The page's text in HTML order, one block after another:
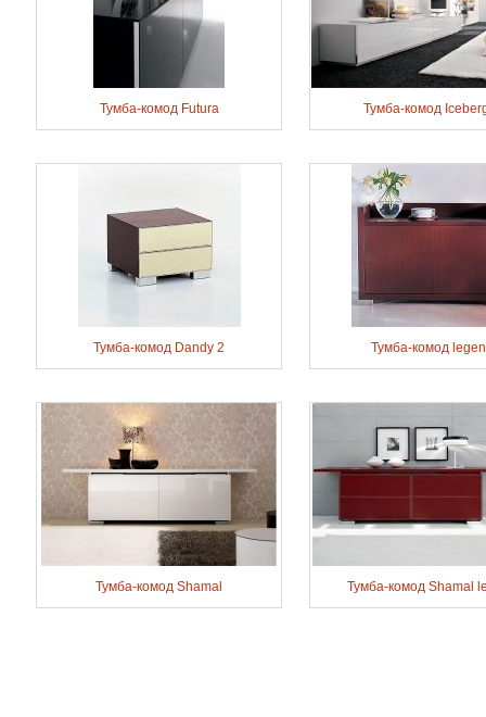
Тумба-комод Futura Тумба-комод
Тумба-комод Dandy 2 Тумба-комод
Тумба-комод Shamal Тумба-комод Shamal